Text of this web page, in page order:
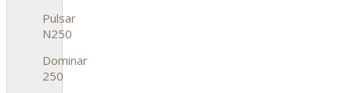
Pulsar
N250
Dominar
250